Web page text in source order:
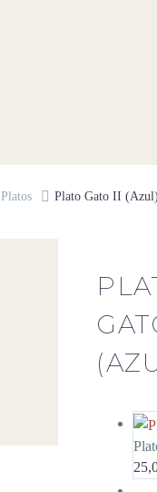
Platos Plato Gato II (Azul)